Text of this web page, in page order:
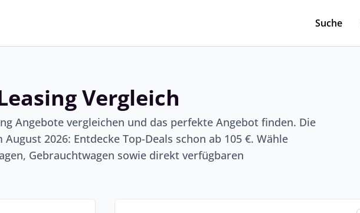
Suche
Vergleich
Angebote vergleichen und das perfekte Angebot finden. Die
2026: Entdecke Top-Deals schon ab 105 €. Wähle
Gebrauchtwagen sowie direkt verfügbaren